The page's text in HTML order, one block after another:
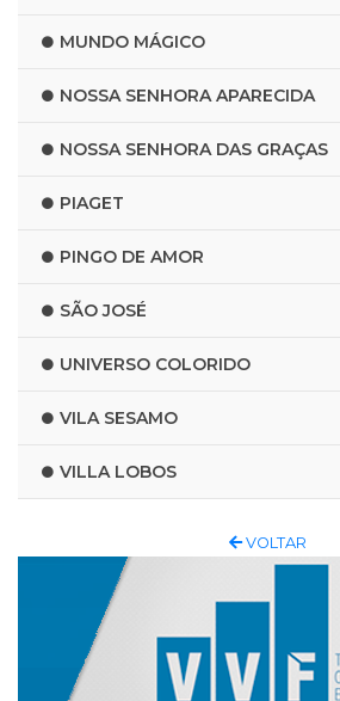
MUNDO MÁGICO
NOSSA SENHORA APARECIDA
NOSSA SENHORA DAS GRAÇAS
PIAGET
PINGO DE AMOR
SÃO JOSÉ
UNIVERSO COLORIDO
VILA SESAMO
VILLA LOBOS
VOLTAR